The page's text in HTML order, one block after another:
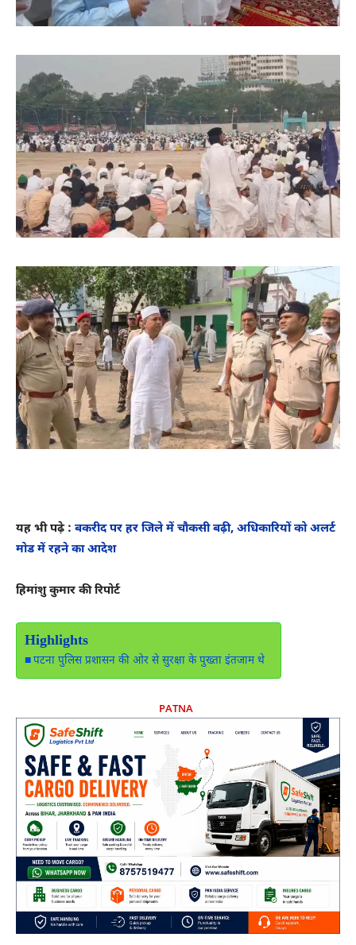
यह भी पढ़े : बकरीद पर हर जिले में चौकसी बढ़ी, अधिकारियों को अलर्ट
मोड में रहने का आदेश
हिमांशु कुमार की रिपोर्ट
Highlights
पटना पुलिस प्रशासन की ओर से सुरक्षा के पुख्ता इंतजाम थे
PATNA